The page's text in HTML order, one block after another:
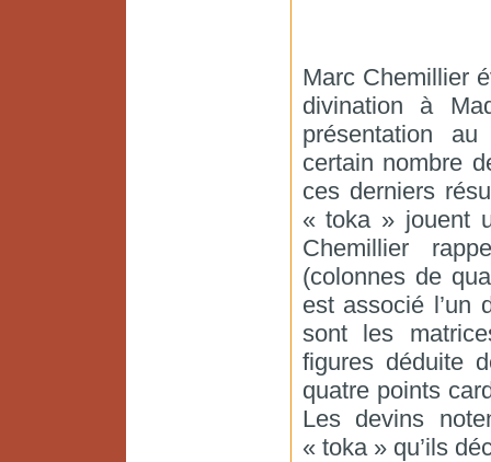
Marc Chemillier
divination à
présentation
certain nombre
ces derniers
« toka » jouent
Chemillier
(colonnes de
est associé l’un
sont les
figures déduite
quatre points
Les devins
« toka » qu’ils